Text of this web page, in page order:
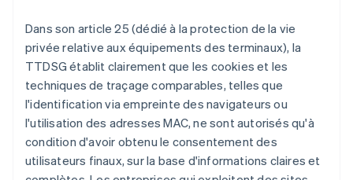
Dans son article 25 (dédié à la protection de la vie
privée relative aux équipements des terminaux), la
TTDSG établit clairement que les cookies et les
techniques de traçage comparables, telles que
l'identification via empreinte des navigateurs ou
l'utilisation des adresses MAC, ne sont autorisés qu'à
condition d'avoir obtenu le consentement des
utilisateurs finaux, sur la base d'informations claires et